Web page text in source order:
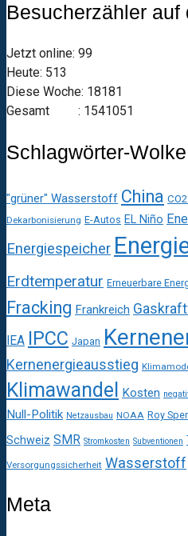
Besucherzähler auf
Jetzt online: 99
Heute: 513
Diese Woche: 18181
Gesamt : 1541051
Schlagwörter-Wolke
"grüner" Wasserstoff China CO2
Dekarbonisierung E-Autos EL Niño
Energiespeicher
Erdtemperatur Erneuerbare
Fracking Frankreich
IEA IPCC Japan
Kernenergieausstieg
Klimawandel Kosten
Null-Politik Netzausbau NOAA Roy
Schweiz SMR Stromkosten Subventionen
Versorgungssicherheit Wasserstoff
Meta